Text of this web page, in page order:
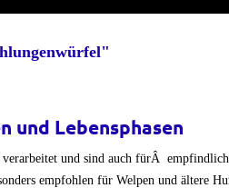
und Lebensphasen
und sind auch fürÂ
empfohlen für Welpen und ältere